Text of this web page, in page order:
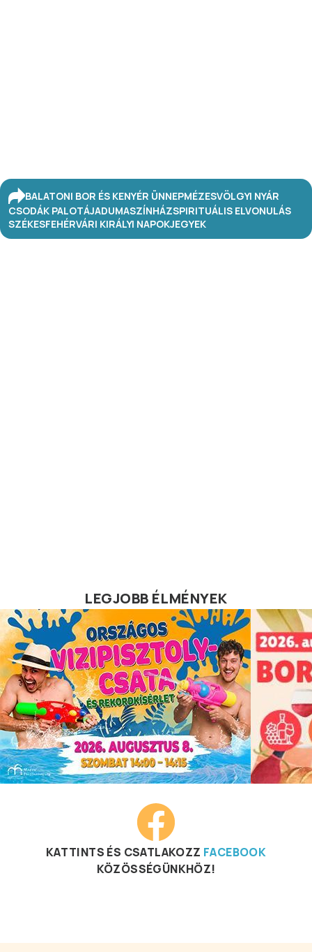
BALATONI BOR ÉS KENYÉR ÜNNEPMÉZESVÖLGYI NYÁR
CSODÁK PALOTÁJADUMASZÍNHÁZSPIRITUÁLIS ELVONULÁS
SZÉKESFEHÉRVÁRI KIRÁLYI NAPOKJEGYEK
LEGJOBB ÉLMÉNYEK
KATTINTS ÉS CSATLAKOZZ FACEBOOK
KÖZÖSSÉGÜNKHÖZ!